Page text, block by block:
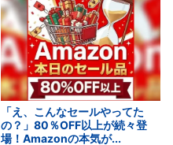
「え、こんなセールやってた
の？」80％OFF以上が続々登
場！Amazonの本気が...